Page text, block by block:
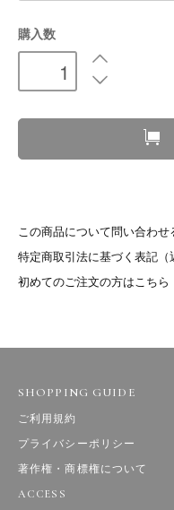
購入数
この商品について問い合わせ
特定商取引法に基づく表記（
初めてのご注文の方はこちら
SHOPPING GUIDE
ご利用規約
プライバシーポリシー
著作権・商標権について
ACCESS